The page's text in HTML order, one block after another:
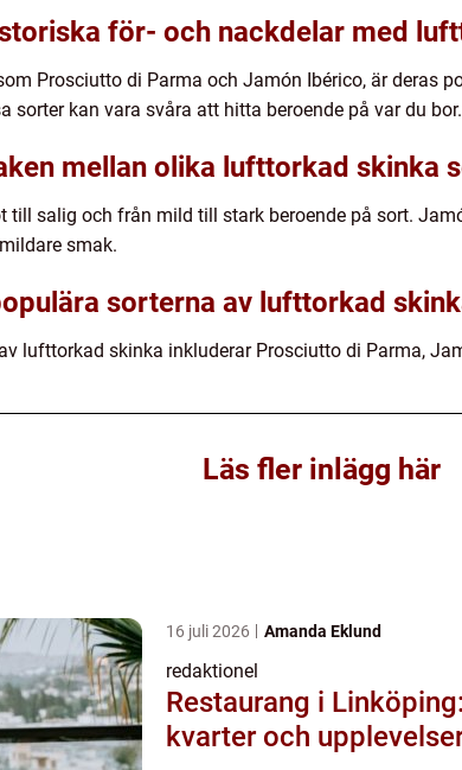
för- och nackdelar med
Prosciutto di Parma och Jamón Ibérico, är deras
sorter kan vara svåra att hitta beroende på var du bor.
mellan olika lufttorkad skinka
till salig och från mild till stark beroende på sort.
smak.
sorterna av lufttorkad
lufttorkad skinka inkluderar Prosciutto di Parma,
Läs fler inlägg här
16 juli 2026 Amanda Eklund
redaktionel
Restaurang i
kvarter och